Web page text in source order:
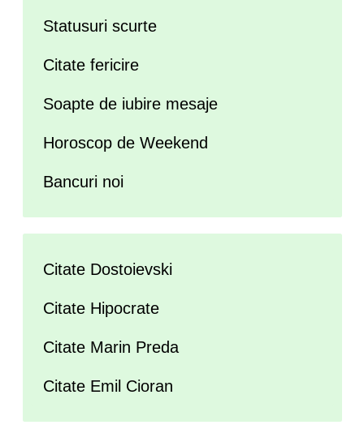
Statusuri scurte
Citate fericire
Soapte de iubire mesaje
Horoscop de Weekend
Bancuri noi
Citate Dostoievski
Citate Hipocrate
Citate Marin Preda
Citate Emil Cioran